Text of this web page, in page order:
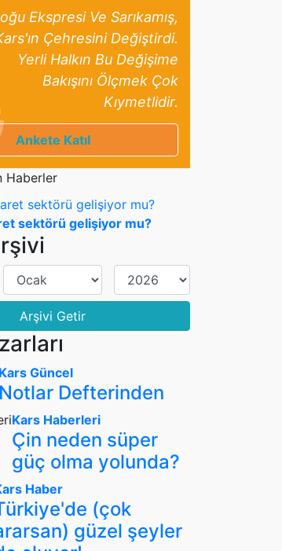
Ekspresi Ve Sarıkamış,
Çehresini Değiştirdi.
Yerli Halkın Bu Değişime
Bakışını Ölçmek Çok
Kıymetlidir.
Ankete Katıl
Haberler
sektörü gelişiyor mu?
Arşivi Getir
Kars Güncel
Notlar Defterinden
Kars Haberleri
Çin neden süper
güç olma yolunda?
Haber
(çok
güzel şeyler